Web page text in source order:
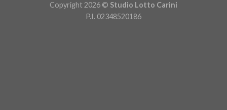
Copyright 2026 © Studio Lotto Carini
P.I. 02348520186